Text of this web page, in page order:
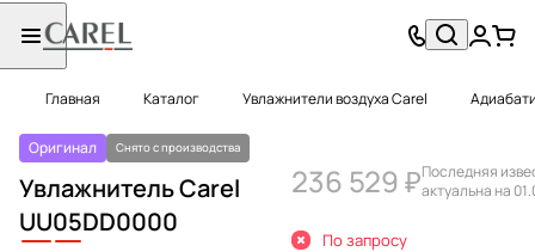
Главная Каталог Увлажнители воздуха Carel
Оригинал Снято с производства
Увлажнитель Carel
UU05DD0000
236 529 ₽Последняя
актуальна на
По запросу